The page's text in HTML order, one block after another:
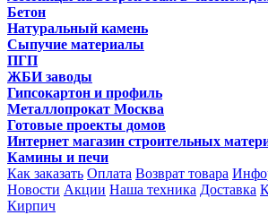
Бетон
Натуральный камень
Сыпучие материалы
ПГП
ЖБИ заводы
Гипсокартон и профиль
Металлопрокат Москва
Готовые проекты домов
Интернет магазин строительных
Камины и печи
Как заказать Оплата Возврат товара
Новости Акции Наша техника Доставка
Кирпич